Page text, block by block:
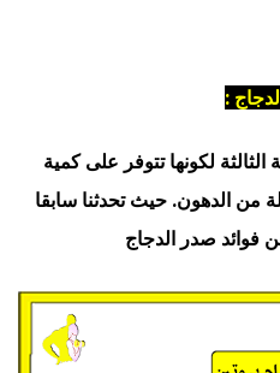
لكونها تتوفر على كمية
من الدهون. حيث تحدثنا سابقا
فوائد صدر الدجاج